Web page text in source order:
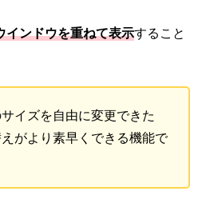
インドウを重ねて表示すること
イズを自由に変更できた
がより素早くできる機能で